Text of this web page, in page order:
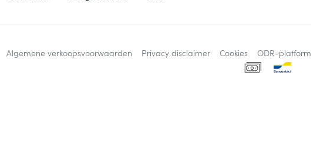
Algemene verkoopsvoorwaarden Privacy disclaimer Cookies ODR-platform